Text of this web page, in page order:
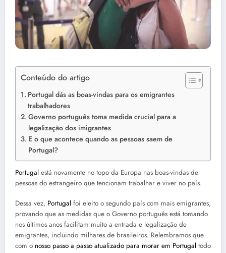
Conteúdo do artigo
Portugal dás as boas-vindas para os emigrantes
trabalhadores
Governo português toma medida crucial para a
legalização dos imigrantes
E o que acontece quando as pessoas saem de
Portugal?
Portugal está novamente no topo da Europa nas boas-vindas de
pessoas do estrangeiro que tencionam trabalhar e viver no país.
Dessa vez, Portugal foi eleito o segundo país com mais emigrantes,
provando que as medidas que o Governo português está tomando
nos últimos anos facilitam muito a entrada e legalização de
emigrantes, incluindo milhares de brasileiros. Relembramos que
com o nosso passo a passo atualizado para morar em Portugal todo